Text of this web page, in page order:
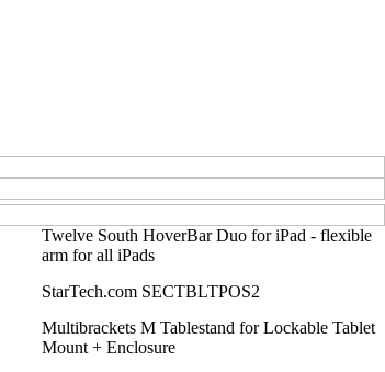
Twelve South HoverBar Duo for iPad - flexible
arm for all iPads
StarTech.com SECTBLTPOS2
Multibrackets M Tablestand for Lockable Tablet
Mount + Enclosure